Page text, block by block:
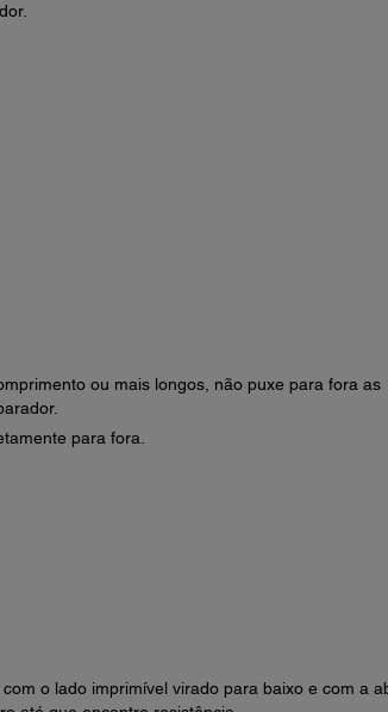
ou mais longos, não puxe para fora as
para fora.
o lado imprimível virado para baixo e com a